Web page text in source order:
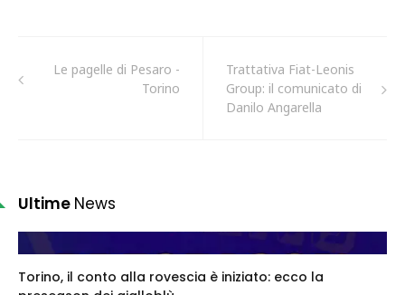
Le pagelle di Pesaro -
Torino
Trattativa Fiat-Leonis
Group: il comunicato di
Danilo Angarella
Ultime News
Torino, il conto alla rovescia è iniziato: ecco la